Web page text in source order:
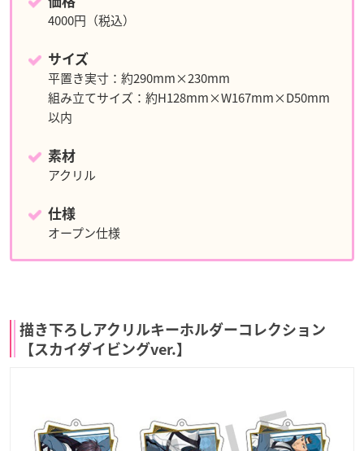
4000円（税込）
サイズ
平置き実寸：約290mm×230mm
組み立てサイズ：約H128mm×W167mm×D50mm
以内
素材
アクリル
仕様
オープン仕様
描き下ろしアクリルキーホルダーコレクション
【スカイダイビングver.】